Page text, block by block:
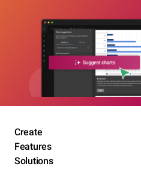
Create
Features
Solutions